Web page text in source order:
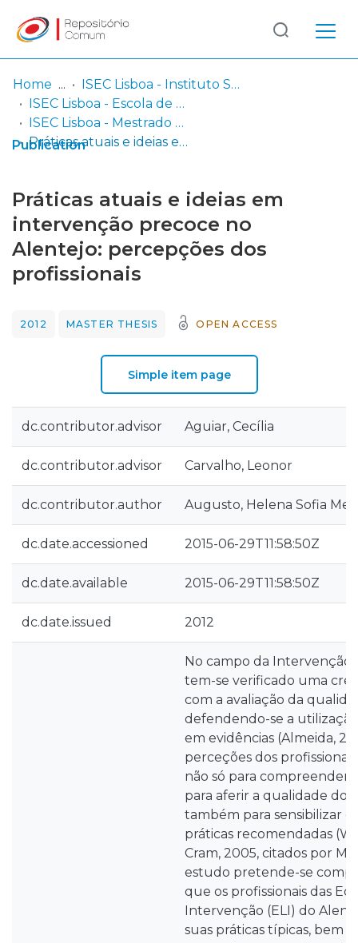
Communities
& Collections
Statistics
Log
In
(current)
Home
ISEC Lisboa - Instituto Superior de Educação e Ciências
ISEC Lisboa - Escola de Educação e Desenvolvimento Humano
ISEC Lisboa - Mestrado em Intervenção Precoce
Práticas atuais e ideias em intervenção precoce no Alentejo: percepções dos profissionais
Publication
Práticas atuais e ideias em
intervenção precoce no
Alentejo: percepções dos
profissionais
2012 MASTER THESIS OPEN ACCESS
Simple item page
dc.contributor.advisor Aguiar, Cecília
dc.contributor.advisor Carvalho, Leonor
dc.contributor.author Augusto, Helena Sofia
dc.date.accessioned 2015-06-29T11:58:50Z
dc.date.available 2015-06-29T11:58:50Z
dc.date.issued 2012
No campo da Intervenção
tem-se verificado uma
com a avaliação da
defendendo-se a
em evidências (Almeida,
perceções dos
não só para compreender
para aferir a qualidade dos
também para sensibilizar
práticas recomendadas
Cram, 2005, citados por
estudo pretende-se
que os profissionais das
Intervenção (ELI) do
suas práticas típicas, bem